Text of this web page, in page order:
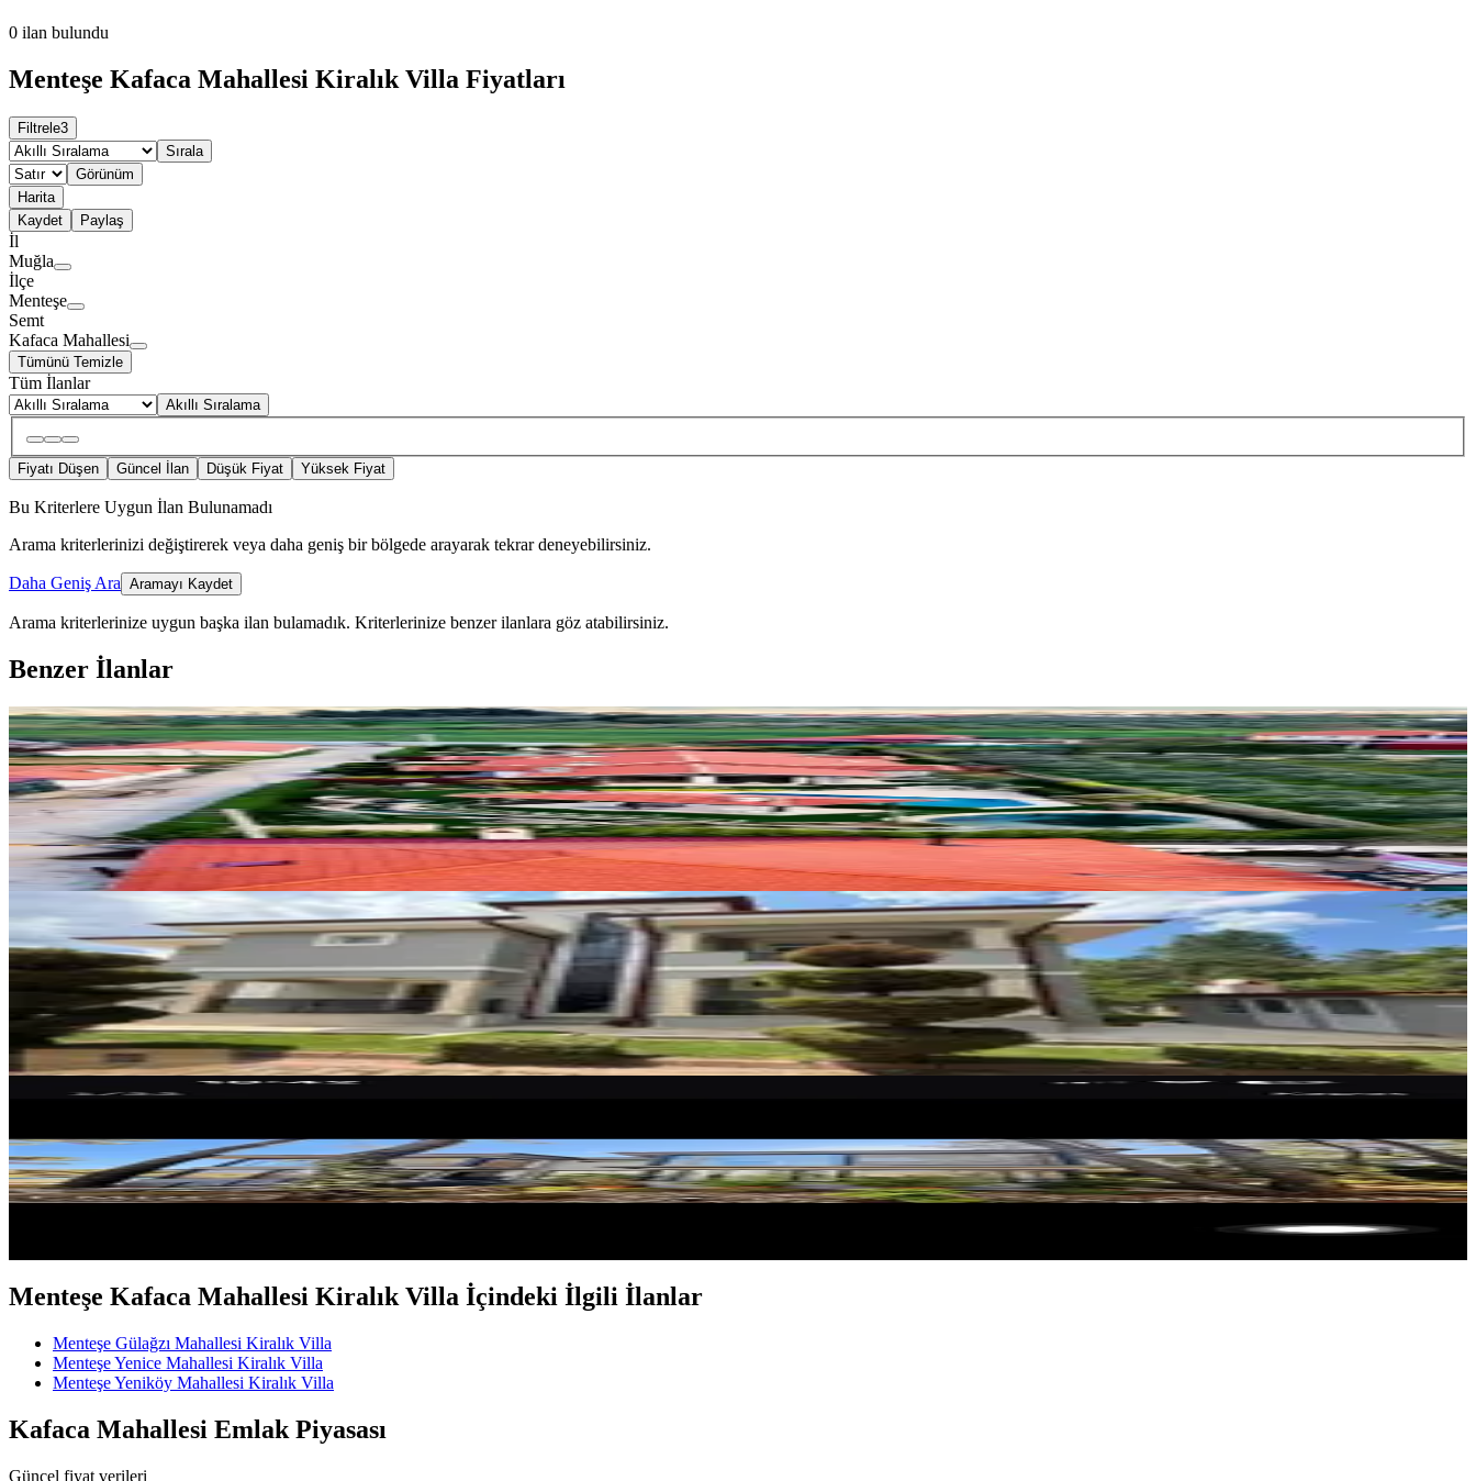
0 ilan bulundu
Menteşe Kafaca Mahallesi Kiralık Villa Fiyatları
Filtrele3
Sırala
Görünüm
Harita
Kaydet
Paylaş
İl
Muğla
İlçe
Menteşe
Semt
Kafaca Mahallesi
Tümünü Temizle
Tüm İlanlar
Akıllı Sıralama
Fiyatı Düşen Güncel İlan Düşük Fiyat Yüksek Fiyat
Bu Kriterlere Uygun İlan Bulunamadı
Arama kriterlerinizi değiştirerek veya daha geniş bir bölgede arayarak tekrar deneyebilirsiniz.
Daha Geniş Ara Aramayı Kaydet
Arama kriterlerinize uygun başka ilan bulamadık. Kriterlerinize benzer ilanlara göz atabilirsiniz.
Benzer İlanlar
MANZARALI
Muğla Yenice'de Müstakil Bahçeli Havuzlu Kiralık 3+1 Villa
Menteşe, Yenice Mahallesi
3+1·130 m²·27.07.2026
110.000 ₺
MUĞLA KAMPÜS EMLAKKAMPUS EMLAK
Ara
Yeniköyde Site İçinde Eşyalı,kiralık,260 M² Lüks Müstakil Villa
Menteşe, Yeniköy Mahallesi
3+1·310 m²·26.06.2026
110.000 ₺
DM Ticaret Gayrimenkul Yatırım Ltd.Duygu Madenoğlu
Ara
Menteşe, Gülağzı Mahallesi
5+1·340 m²·25.05.2026
VİP GAYRİMENKUL DANIŞMANLIĞIÖmer Emre
Ara
Menteşe Kafaca Mahallesi Kiralık Villa İçindeki İlgili İlanlar
Menteşe Gülağzı Mahallesi Kiralık Villa
Menteşe Yenice Mahallesi Kiralık Villa
Menteşe Yeniköy Mahallesi Kiralık Villa
Kafaca Mahallesi Emlak Piyasası
Güncel fiyat verileri